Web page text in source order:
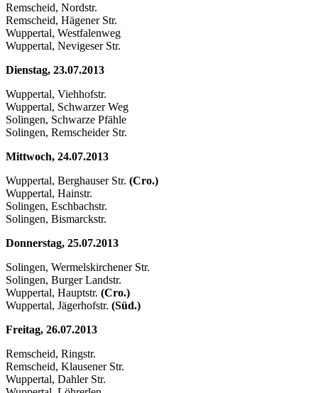
Remscheid, Nordstr.
Remscheid, Hägener Str.
Wuppertal, Westfalenweg
Wuppertal, Nevigeser Str.
Dienstag, 23.07.2013
Wuppertal, Viehhofstr.
Wuppertal, Schwarzer Weg
Solingen, Schwarze Pfähle
Solingen, Remscheider Str.
Mittwoch, 24.07.2013
Wuppertal, Berghauser Str. (Cro.)
Wuppertal, Hainstr.
Solingen, Eschbachstr.
Solingen, Bismarckstr.
Donnerstag, 25.07.2013
Solingen, Wermelskirchener Str.
Solingen, Burger Landstr.
Wuppertal, Hauptstr. (Cro.)
Wuppertal, Jägerhofstr. (Süd.)
Freitag, 26.07.2013
Remscheid, Ringstr.
Remscheid, Klausener Str.
Wuppertal, Dahler Str.